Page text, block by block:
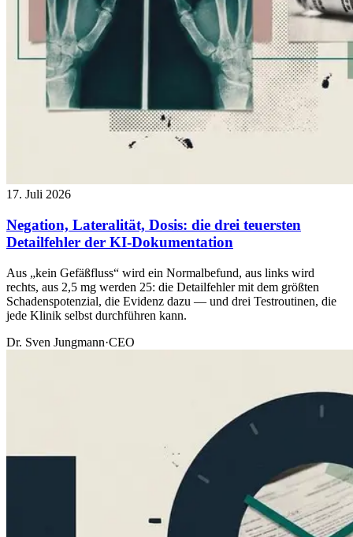
17. Juli 2026
Negation, Lateralität, Dosis: die drei teuersten
Detailfehler der KI-Dokumentation
Aus „kein Gefäßfluss“ wird ein Normalbefund, aus links wird
rechts, aus 2,5 mg werden 25: die Detailfehler mit dem größten
Schadenspotenzial, die Evidenz dazu — und drei Testroutinen, die
jede Klinik selbst durchführen kann.
Dr. Sven Jungmann·CEO